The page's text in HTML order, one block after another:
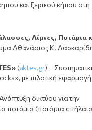
και ξερικού κήπου στη
Λίμνες, Ποτάμια
Αθανάσιος Κ.
S»(aktes.gr) –
με πιλοτική εφαρμογή
δικτύου για την
ποτάμια (ποτάμια